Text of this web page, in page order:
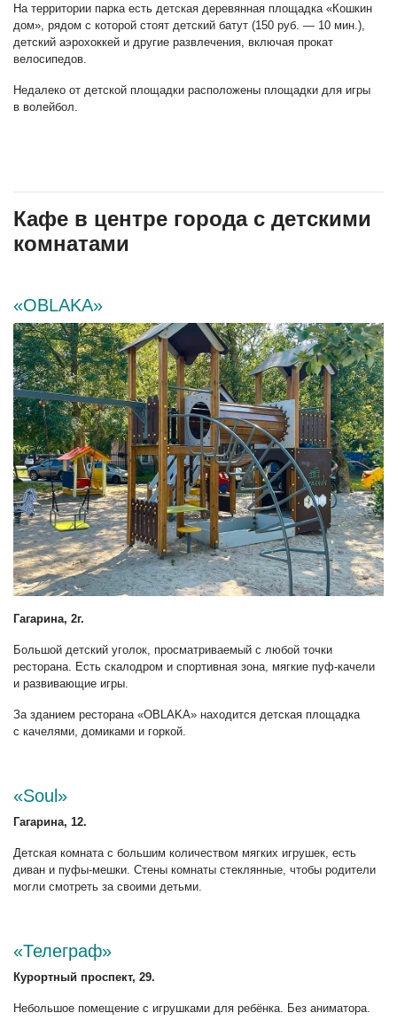
На территории парка есть детская деревянная площадка «Кошкин
дом», рядом с которой стоят детский батут (150 руб. — 10 мин.),
детский аэрохоккей и другие развлечения, включая прокат
велосипедов.
Недалеко от детской площадки расположены площадки для игры
в волейбол.
Кафе в центре города с детскими
комнатами
«OBLAKA»
Гагарина, 2г.
Большой детский уголок, просматриваемый с любой точки
ресторана. Есть скалодром и спортивная зона, мягкие пуф-качели
и развивающие игры.
За зданием ресторана «OBLAKA» находится детская площадка
с качелями, домиками и горкой.
«Soul»
Гагарина, 12.
Детская комната с большим количеством мягких игрушек, есть
диван и пуфы-мешки. Стены комнаты стеклянные, чтобы родители
могли смотреть за своими детьми.
«Телеграф»
Курортный проспект, 29.
Небольшое помещение с игрушками для ребёнка. Без аниматора.